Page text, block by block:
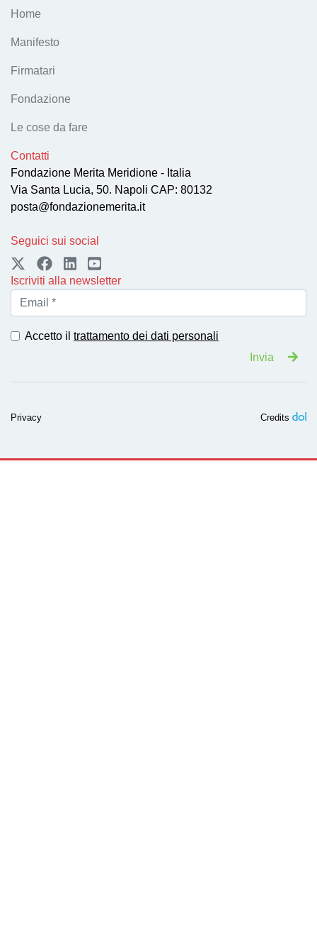
Home
Manifesto
Firmatari
Fondazione
Le cose da fare
Contatti
Fondazione Merita Meridione - Italia
Via Santa Lucia, 50. Napoli CAP: 80132
posta@fondazionemerita.it
Seguici sui social
Iscriviti alla newsletter
Accetto il trattamento dei dati personali
Invia
Privacy Credits